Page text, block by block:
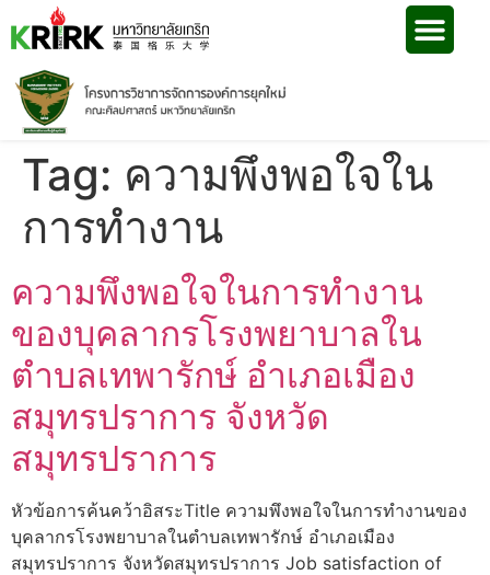
Tag: ความพึงพอใจใน
การทำงาน
ความพึงพอใจในการทำงาน
ของบุคลากรโรงพยาบาลใน
ตำบลเทพารักษ์ อำเภอเมือง
สมุทรปราการ จังหวัด
สมุทรปราการ
หัวข้อการค้นคว้าอิสระTitle ความพึงพอใจในการทำงานของ
บุคลากรโรงพยาบาลในตำบลเทพารักษ์ อำเภอเมือง
สมุทรปราการ จังหวัดสมุทรปราการ Job satisfaction of